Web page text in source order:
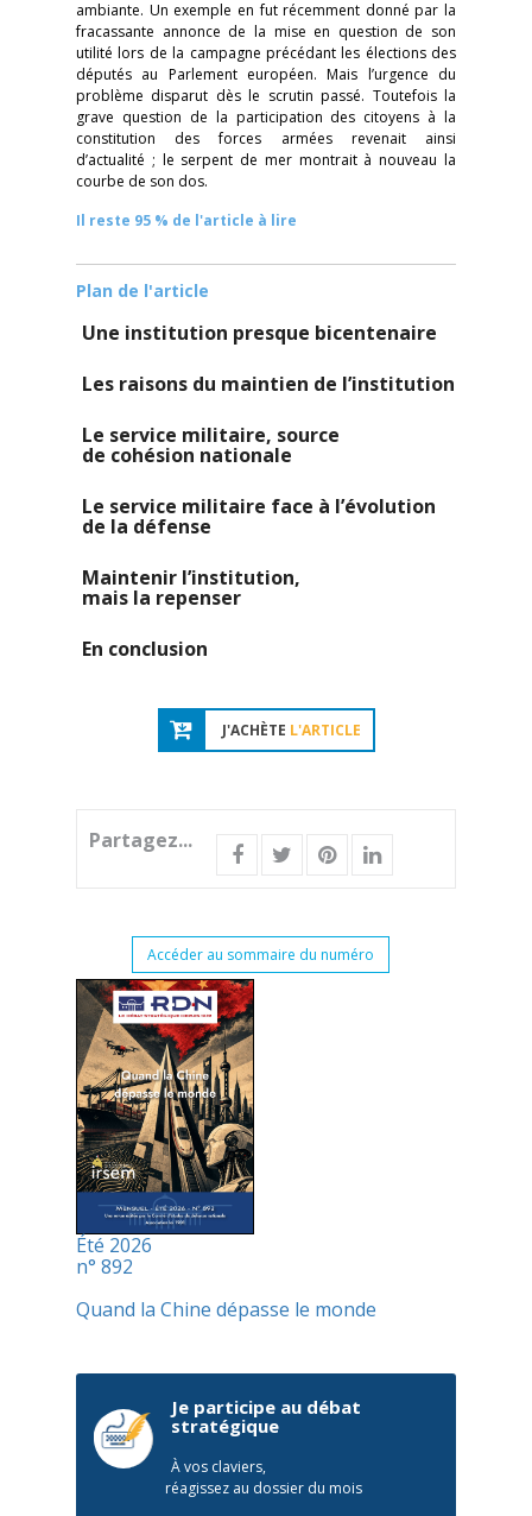
ambiante. Un exemple en fut récemment donné par la
fracassante annonce de la mise en question de son
utilité lors de la campagne précédant les élections des
députés au Parlement européen. Mais l’urgence du
problème disparut dès le scrutin passé. Toutefois la
grave question de la participation des citoyens à la
constitution des forces armées revenait ainsi
d’actualité ; le serpent de mer montrait à nouveau la
courbe de son dos.
Il reste 95 % de l'article à lire
Plan de l'article
Une institution presque bicentenaire
Les raisons du maintien de l’institution
Le service militaire, source
de cohésion nationale
Le service militaire face à l’évolution
de la défense
Maintenir l’institution,
mais la repenser
En conclusion
J'ACHÈTE L'ARTICLE
Partagez...
Accéder au sommaire du numéro
Été 2026
n° 892
Quand la Chine dépasse le monde
Je participe au débat
stratégique
À vos claviers,
réagissez au dossier du mois